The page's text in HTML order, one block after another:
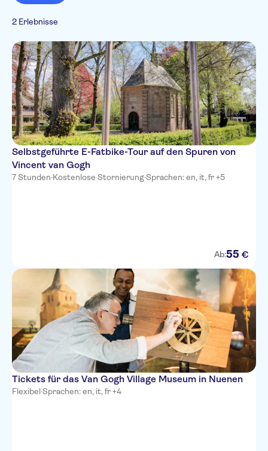
Kostenloser Rücktritt
Italienisch
Holländisch
Chinesisch
2 Erlebnisse
Selbstgeführte E-Fatbike-Tour auf den Spuren von
Vincent van Gogh
7 Stunden·Kostenlose Stornierung·Sprachen: en, it, fr +5
Ab:55 €
Tickets für das Van Gogh Village Museum in Nuenen
Flexibel·Sprachen: en, it, fr +4